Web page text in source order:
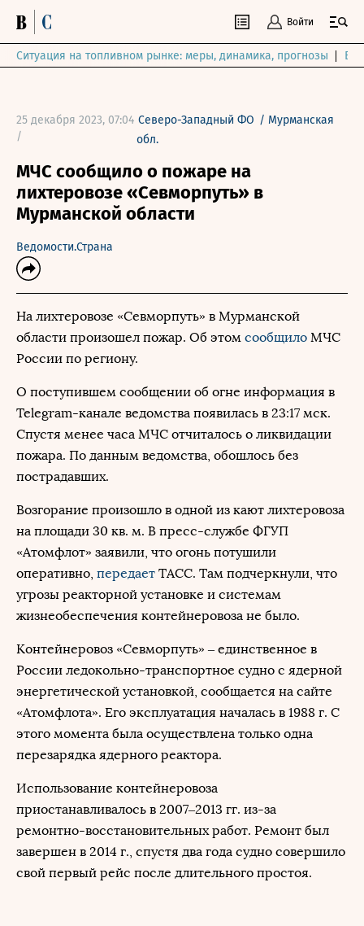
Войти
Ситуация на топливном рынке: меры, динамика, прогнозы
25 декабря 2023, 07:04
/
Северо-Западный ФО / Мурманская
обл.
МЧС сообщило о пожаре на
лихтеровозе «Севморпуть» в
Мурманской области
Ведомости.Страна
На лихтеровозе «Севморпуть» в Мурманской
области произошел пожар. Об этом сообщило МЧС
России по региону.
О поступившем сообщении об огне информация в
Telegram-канале ведомства появилась в 23:17 мск.
Спустя менее часа МЧС отчиталось о ликвидации
пожара. По данным ведомства, обошлось без
пострадавших.
Возгорание произошло в одной из кают лихтеровоза
на площади 30 кв. м. В пресс-службе ФГУП
«Атомфлот» заявили, что огонь потушили
оперативно, передает ТАСС. Там подчеркнули, что
угрозы реакторной установке и системам
жизнеобеспечения контейнеровоза не было.
Контейнеровоз «Севморпуть» – единственное в
России ледокольно-транспортное судно с ядерной
энергетической установкой, сообщается на сайте
«Атомфлота». Его эксплуатация началась в 1988 г. С
этого момента была осуществлена только одна
перезарядка ядерного реактора.
Использование контейнеровоза
приостанавливалось в 2007–2013 гг. из-за
ремонтно-восстановительных работ. Ремонт был
завершен в 2014 г., спустя два года судно совершило
свой первый рейс после длительного простоя.